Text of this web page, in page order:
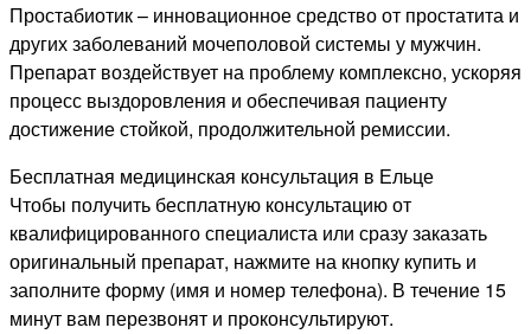
Простабиотик – инновационное средство от простатита и
других заболеваний мочеполовой системы у мужчин.
Препарат воздействует на проблему комплексно, ускоряя
процесс выздоровления и обеспечивая пациенту
достижение стойкой, продолжительной ремиссии.
Бесплатная медицинская консультация в Ельце
Чтобы получить бесплатную консультацию от
квалифицированного специалиста или сразу заказать
оригинальный препарат, нажмите на кнопку купить и
заполните форму (имя и номер телефона). В течение 15
минут вам перезвонят и проконсультируют.